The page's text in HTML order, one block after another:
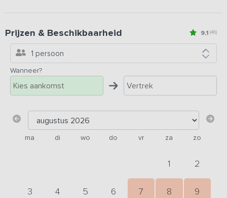
9,1 (46)
Prijzen & Beschikbaarheid
1 persoon
Wanneer?
ma di wo do vr za zo
1 2
3 4 5 6 7 8 9